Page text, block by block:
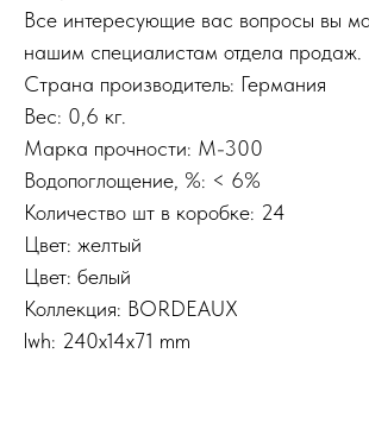
Все интересующие вас вопросы вы
нашим специалистам отдела продаж.
Страна производитель: Германия
Вес: 0,6 кг.
Марка прочности: М-300
Водопоглощение, %: < 6%
Количество шт в коробке: 24
Цвет: желтый
Цвет: белый
Коллекция: BORDEAUX
lwh: 240x14x71 mm